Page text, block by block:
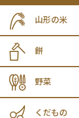
山形の米
餅
野菜
くだもの